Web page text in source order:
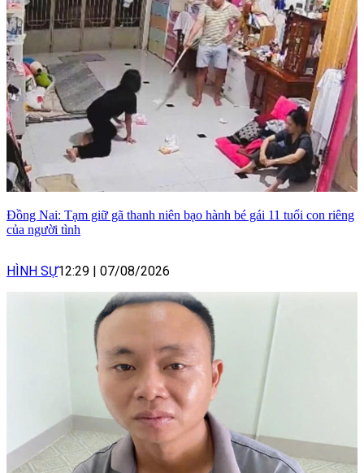
Đồng Nai: Tạm giữ gã thanh niên bạo hành bé gái 11 tuổi con riêng
của người tình
HÌNH SỰ12:29 07/08/2026